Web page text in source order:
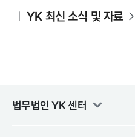
YK 최신 소식 및 자료
법무법인 YK센터